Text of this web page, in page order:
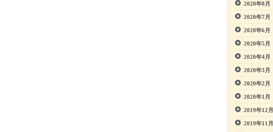
2020年8月
2020年7月
2020年6月
2020年5月
2020年4月
2020年3月
2020年2月
2020年1月
2019年12月
2019年11月